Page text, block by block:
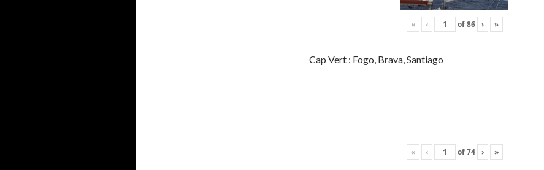
« ‹ of86 › »
Cap Vert : Fogo, Brava, Santiago
« ‹ of74 › »